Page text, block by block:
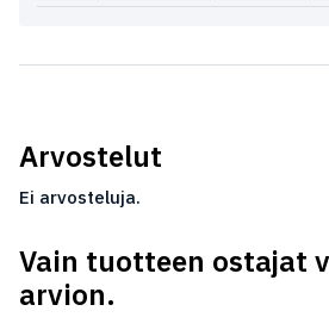
Arvostelut
Ei arvosteluja.
Vain tuotteen ostajat
arvion.